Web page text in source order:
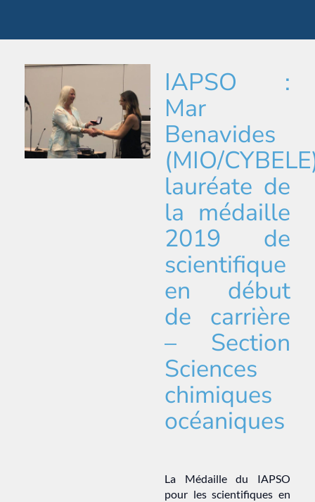
IAPSO :
Mar
Benavides
(MIO/
lauréate de
la médaille
2019 de
scientifique
en début
de carrière
– Section
Sciences
chimiques
océaniques
La Médaille du IAPSO
pour les scientifiques en